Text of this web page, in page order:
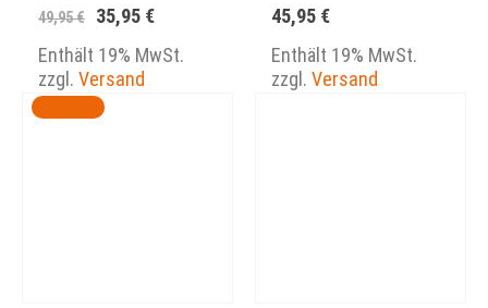
49,95€
Ursprünglicher
Preis
war:
49,95 €
35,95 €
ist:
Enthält 19% MwSt.
zzgl. Versand
45,95 €
Enthält 19% MwSt.
zzgl. Versand